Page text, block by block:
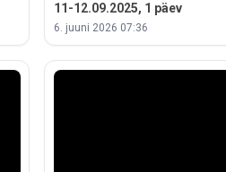
11-12.09.2025, 1 päev
6. juuni 2026 07:36